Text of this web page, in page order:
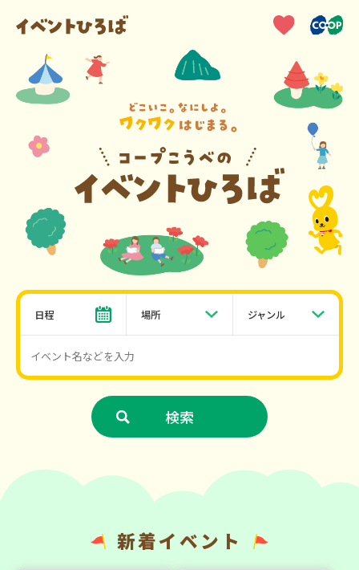
日程 場所 ジャンル
新着イベント